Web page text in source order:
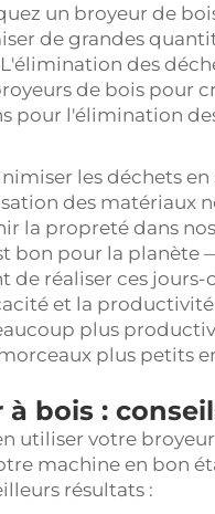
un broyeur de
de grandes
des
de bois pour
pour l'élimination
les déchets
des matériaux
la propreté dans
bon pour la planète
de réaliser ces
et la
plus
plus petits
bois :
utiliser votre
machine en bon
résultats :